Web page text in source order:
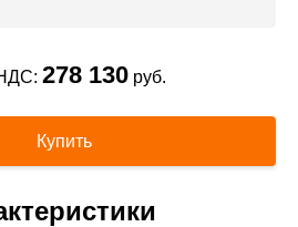
278 130 руб.
Купить